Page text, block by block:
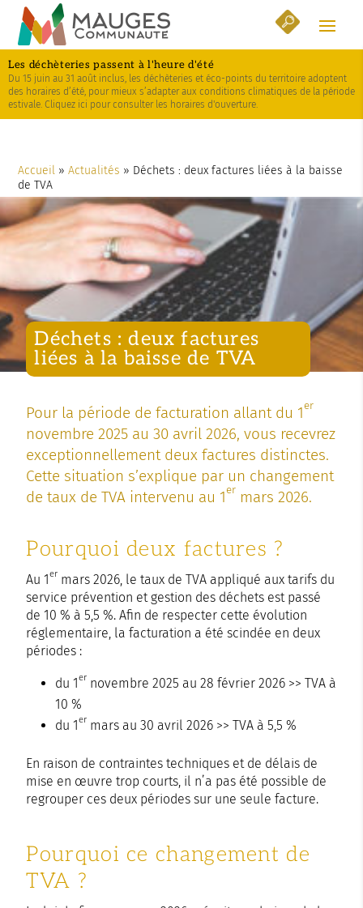
Skip
Aller
navigation
Plan
Les déchèteries passent à l'heure d'été
Du 15 juin au 31 août inclus, les déchèteries et éco-points du territoire adoptent
des horaires d’été, pour mieux s’adapter aux conditions climatiques de la période
estivale. Cliquez ici pour consulter les horaires d'ouverture.
Accueil »Actualités » Déchets : deux factures liées à la baisse
de TVA
Déchets : deux factures
liées à la baisse de TVA
Pour la période de facturation allant du 1er
novembre 2025 au 30 avril 2026, vous recevrez
exceptionnellement deux factures distinctes.
Cette situation s’explique par un changement
de taux de TVA intervenu au 1er mars 2026.
Pourquoi deux factures ?
Au 1er mars 2026, le taux de TVA appliqué aux tarifs du
service prévention et gestion des déchets est passé
de 10 % à 5,5 %. Afin de respecter cette évolution
réglementaire, la facturation a été scindée en deux
périodes :
du 1er novembre 2025 au 28 février 2026 >> TVA à
10 %
du 1er mars au 30 avril 2026 >> TVA à 5,5 %
En raison de contraintes techniques et de délais de
mise en œuvre trop courts, il n’a pas été possible de
regrouper ces deux périodes sur une seule facture.
Pourquoi ce changement de
TVA ?